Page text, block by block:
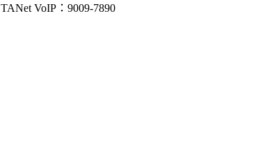
TANet VoIP：9009-7890